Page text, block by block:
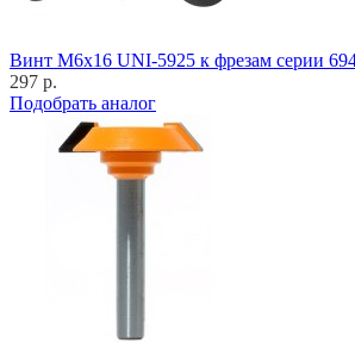
Винт M6x16 UNI-5925 к фрезам серии
297 р.
Подобрать аналог